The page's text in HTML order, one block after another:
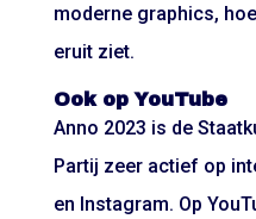
moderne graphics,
eruit ziet.
Ook op YouTube
Anno 2023 is de
Partij zeer actief op
en Instagram. Op